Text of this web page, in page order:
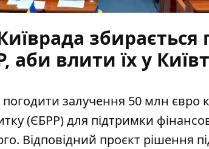
аби влити їх у
погодити залучення 50 млн євро
(ЄБРР) для підтримки
Відповідний проєкт рішення